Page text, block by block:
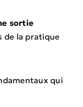
sortie
de la pratique
qui